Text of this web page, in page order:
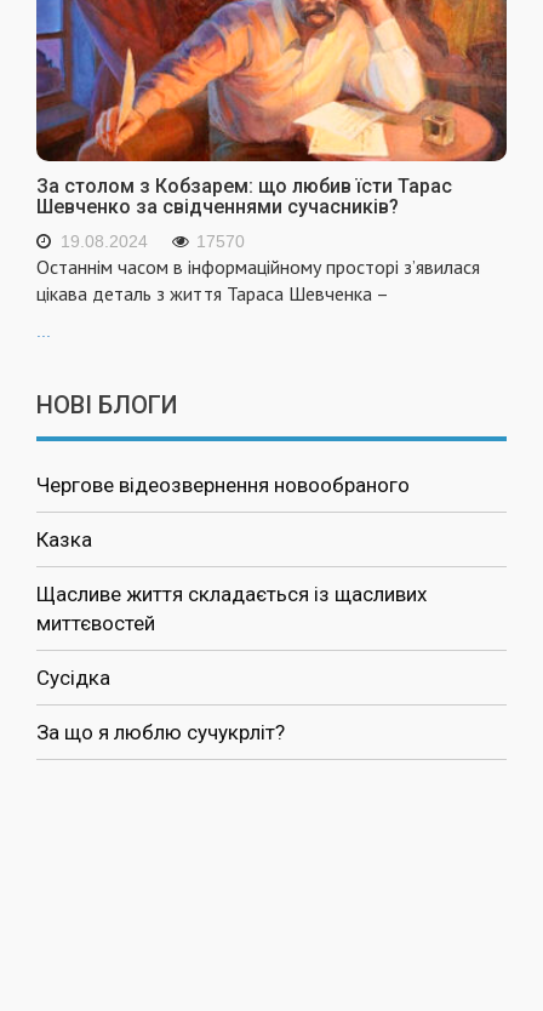
За столом з Кобзарем: що любив їсти Тарас
Шевченко за свідченнями сучасників?
19.08.2024 17570
Останнім часом в інформаційному просторі з’явилася
цікава деталь з життя Тараса Шевченка –
НОВІ БЛОГИ
Чергове відеозвернення новообраного
Казка
Щасливе життя складається із щасливих
миттєвостей
Сусідка
За що я люблю сучукрліт?